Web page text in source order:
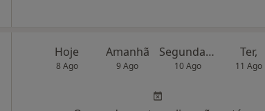
Hoje
8 Ago
Amanhã
9 Ago
Segunda-feira
10 Ago
Ter,
11 Ago